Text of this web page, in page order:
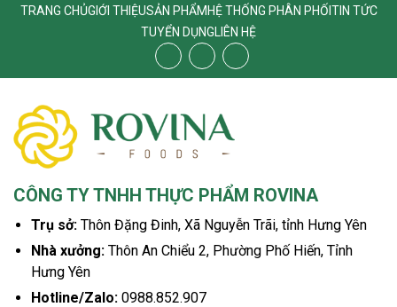
TRANG CHỦGIỚI THIỆUSẢN PHẨM HỆ THỐNG PHÂN PHỐI TIN TỨC
TUYỂN DỤNGLIÊN HỆ
CÔNG TY TNHH THỰC PHẨM ROVINA
Trụ sở: Thôn Đặng Đinh, Xã Nguyễn Trãi, tỉnh Hưng Yên
Nhà xưởng: Thôn An Chiểu 2, Phường Phố Hiến, Tỉnh
Hưng Yên
Hotline/Zalo: 0988.852.907